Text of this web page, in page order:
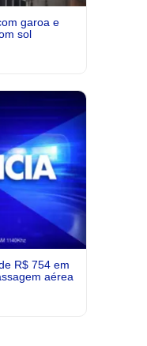
garoa e
sol
R$ 754 em
aérea